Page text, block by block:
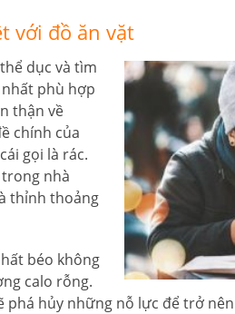
với đồ ăn vặt
dục và tìm
phù hợp
thận về
chính của
gọi là rác.
nhà
thỉnh thoảng
béo không
calo rỗng.
phá hủy những nỗ lực để trở